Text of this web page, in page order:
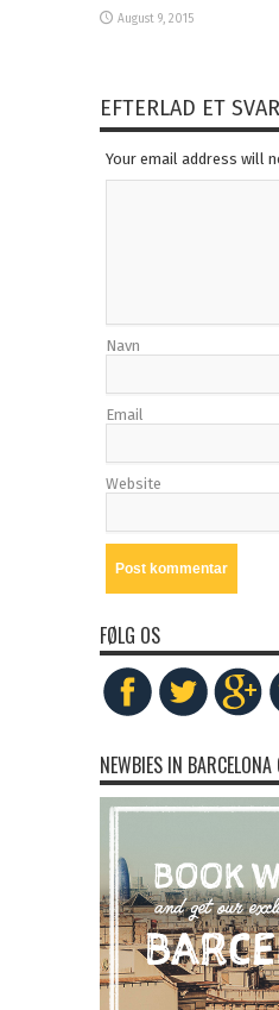
August 9, 2015
EFTERLAD ET SVAR
Your email address will
Navn
Email
Website
FØLG OS
NEWBIES IN BARCELONA